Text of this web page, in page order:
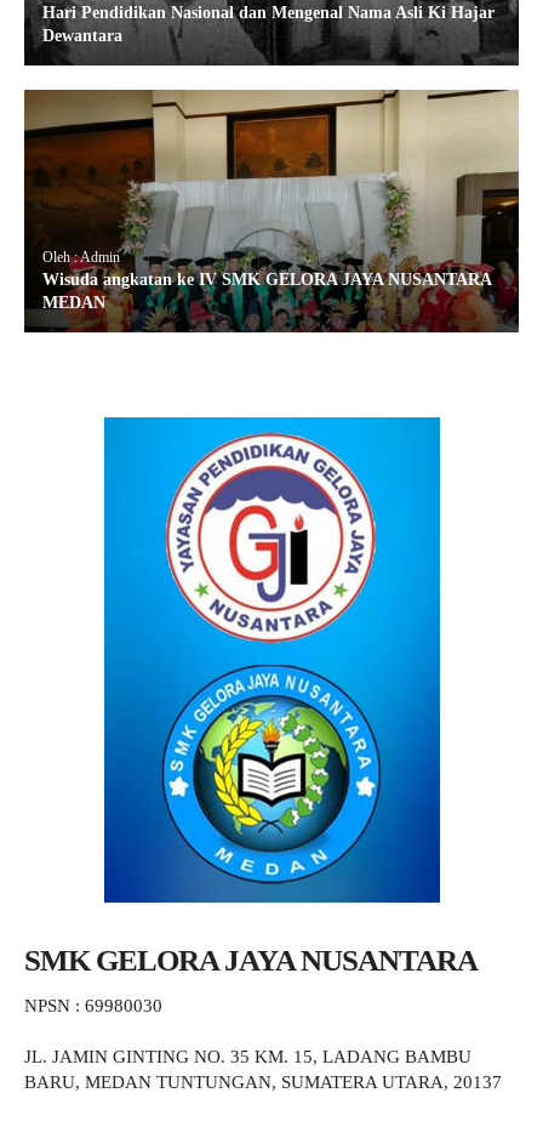
Hari Pendidikan Nasional dan Mengenal Nama Asli Ki Hajar
Dewantara
Oleh : Admin
Wisuda angkatan ke IV SMK GELORA JAYA NUSANTARA
MEDAN
SMK GELORA JAYA NUSANTARA
NPSN : 69980030
JL. JAMIN GINTING NO. 35 KM. 15, LADANG BAMBU
BARU, MEDAN TUNTUNGAN, SUMATERA UTARA, 20137